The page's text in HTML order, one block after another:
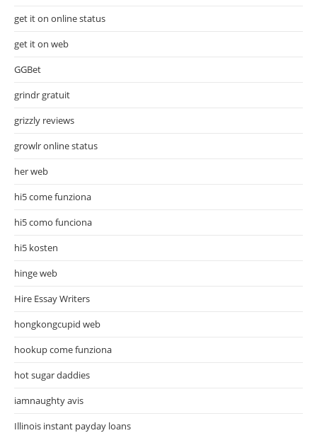
get it on online status
get it on web
GGBet
grindr gratuit
grizzly reviews
growlr online status
her web
hi5 come funziona
hi5 como funciona
hi5 kosten
hinge web
Hire Essay Writers
hongkongcupid web
hookup come funziona
hot sugar daddies
iamnaughty avis
Illinois instant payday loans